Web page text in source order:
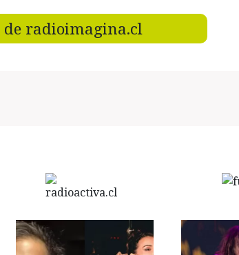
de radioimagina.cl